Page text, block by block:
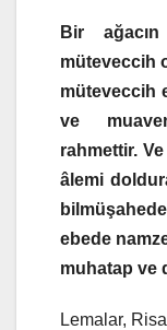
Bir
müteveccih
müteveccih
ve
rahmettir.
âlemi
ebede
muhatap ve
Lemalar,